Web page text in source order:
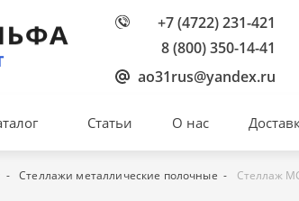
+7 (4722) 231-421
8 (800) 350-14-41
ao31rus@yandex.ru
Статьи О нас
Стеллажи металлические полочные Стеллаж